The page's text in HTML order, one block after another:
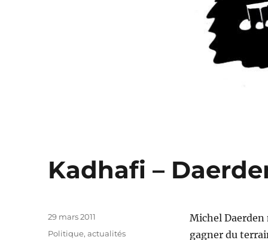
Kadhafi –
Michel
gagner du
Publié
29 mars 2011
Catégories
Politique, actualités